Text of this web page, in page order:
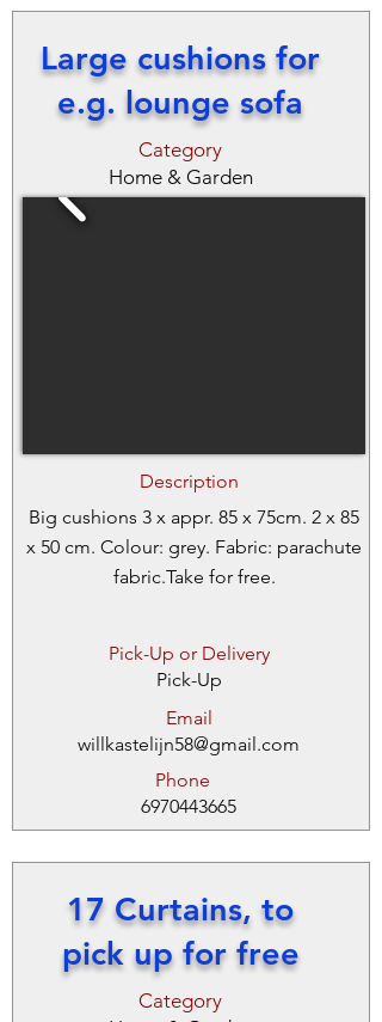
Large cushions for
e.g. lounge sofa
Category
Home & Garden
Description
Big cushions 3 x appr. 85 x 75cm. 2 x 85
x 50 cm. Colour: grey. Fabric: parachute
fabric.Take for free.
Pick-Up or Delivery
Pick-Up
Email
willkastelijn58@gmail.com
Phone
6970443665
17 Curtains, to
pick up for free
Category